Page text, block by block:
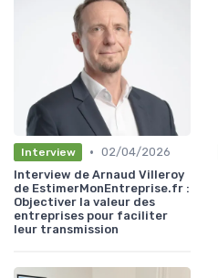
Interview • 02/04/2026
Interview de Arnaud Villeroy
de EstimerMonEntreprise.fr :
Objectiver la valeur des
entreprises pour faciliter
leur transmission